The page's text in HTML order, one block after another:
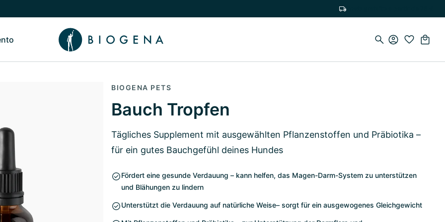
NosotrosAlternar submenú de Conocimiento
BIOGENA PETS
Bauch Tropfen
Tägliches Supplement mit ausgewählten Pflanzenstoffen und Präbiotika –
für ein gutes Bauchgefühl deines Hundes
Fördert eine gesunde Verdauung – kann helfen, das Magen-Darm-System zu unterstützen
und Blähungen zu lindern
Unterstützt die Verdauung auf natürliche Weise– sorgt für ein ausgewogenes Gleichgewicht